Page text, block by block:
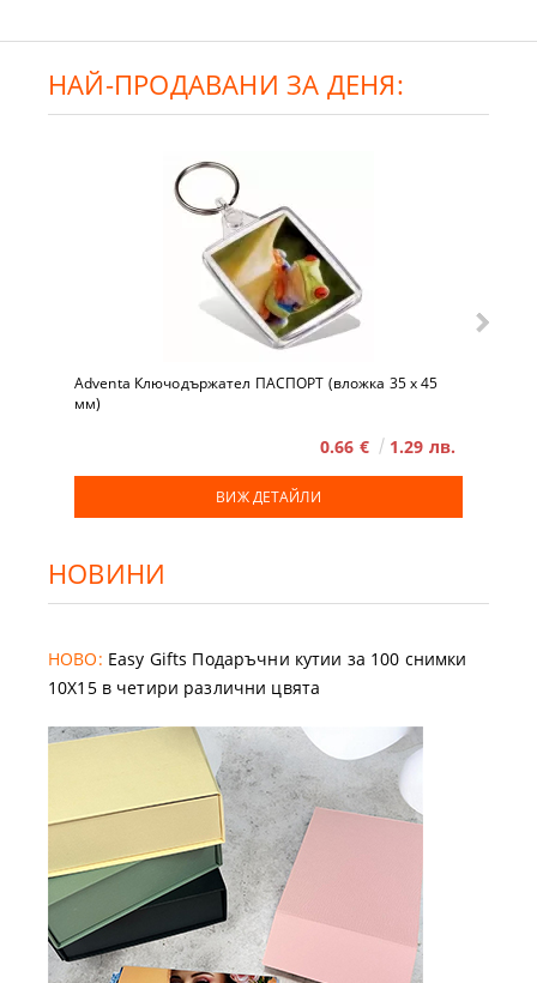
НАЙ-ПРОДАВАНИ ЗА ДЕНЯ:
Adventa Ключодържател ПАСПОРТ (вложка 35 x 45
мм)
0.66 € 1.29 лв.
ВИЖ ДЕТАЙЛИ
НОВИНИ
НОВО: Easy Gifts Подаръчни кутии за 100 снимки
10X15 в четири различни цвята